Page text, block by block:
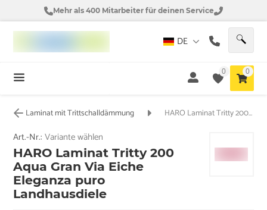
Mehr als 400 Mitarbeiter für deinen Service
DE
0 0
Laminat mit Trittschalldämmung HARO Laminat Tritty 200 Aqua Gran Via Eiche Eleganza puro Landhausdiele
Art.-Nr.:Variante wählen
HARO Laminat Tritty 200
Aqua Gran Via Eiche
Eleganza puro
Landhausdiele